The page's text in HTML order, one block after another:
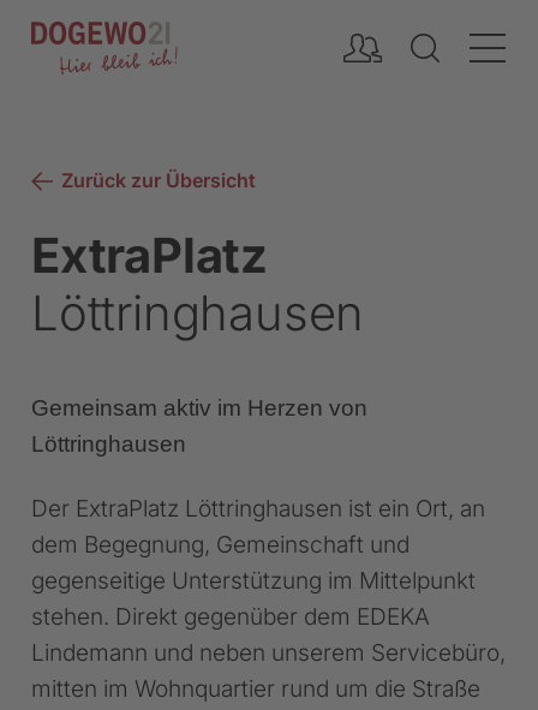
Zurück zur Übersicht
ExtraPlatz
Löttringhausen
Gemeinsam aktiv im Herzen von
Löttringhausen
Der ExtraPlatz Löttringhausen ist ein Ort, an
dem Begegnung, Gemeinschaft und
gegenseitige Unterstützung im Mittelpunkt
stehen. Direkt gegenüber dem EDEKA
Lindemann und neben unserem Servicebüro,
mitten im Wohnquartier rund um die Straße